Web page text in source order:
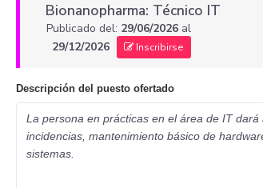
Bionanopharma: Técnico IT
Publicado del: 29/06/2026al
29/12/2026
Inscribirse
Descripción del puesto ofertado
La persona en prácticas en el área de IT
incidencias, mantenimiento básico de
sistemas.